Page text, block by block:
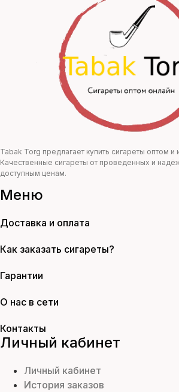
составляла
740,00 ₽.
Tabak Torg предлагает купить сигареты оптом и
Качественные сигареты от проведенных и
доступным ценам.
Меню
Доставка и оплата
Как заказать сигареты?
Гарантии
О нас в сети
Контакты
Личный кабинет
Личный кабинет
История заказов